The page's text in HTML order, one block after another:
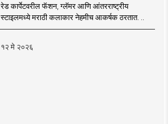
रेड कार्पेटवरील फॅशन, ग्लॅमर आणि आंतरराष्ट्रीय
स्टाइलमध्ये मराठी कलाकार नेहमीच आकर्षक ठरतात. ..
१२ मे २०२६